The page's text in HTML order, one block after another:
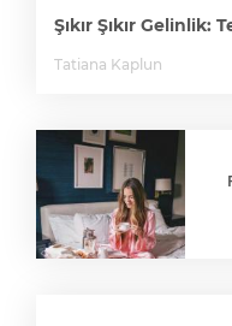
Şıkır Şıkır Gelinlik:
Tatiana Kaplun